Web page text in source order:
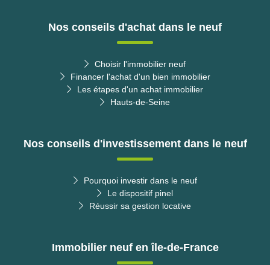
Nos conseils d'achat dans le neuf
Choisir l'immobilier neuf
Financer l'achat d'un bien immobilier
Les étapes d'un achat immobilier
Hauts-de-Seine
Nos conseils d'investissement dans le neuf
Pourquoi investir dans le neuf
Le dispositif pinel
Réussir sa gestion locative
Immobilier neuf en île-de-France